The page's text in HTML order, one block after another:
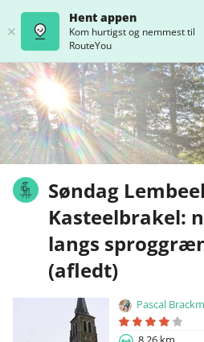
Hent appen
Kom hurtigst og nemmest til
RouteYou
Søndag
Kasteelbrakel:
langs
(afledt)
Pascal